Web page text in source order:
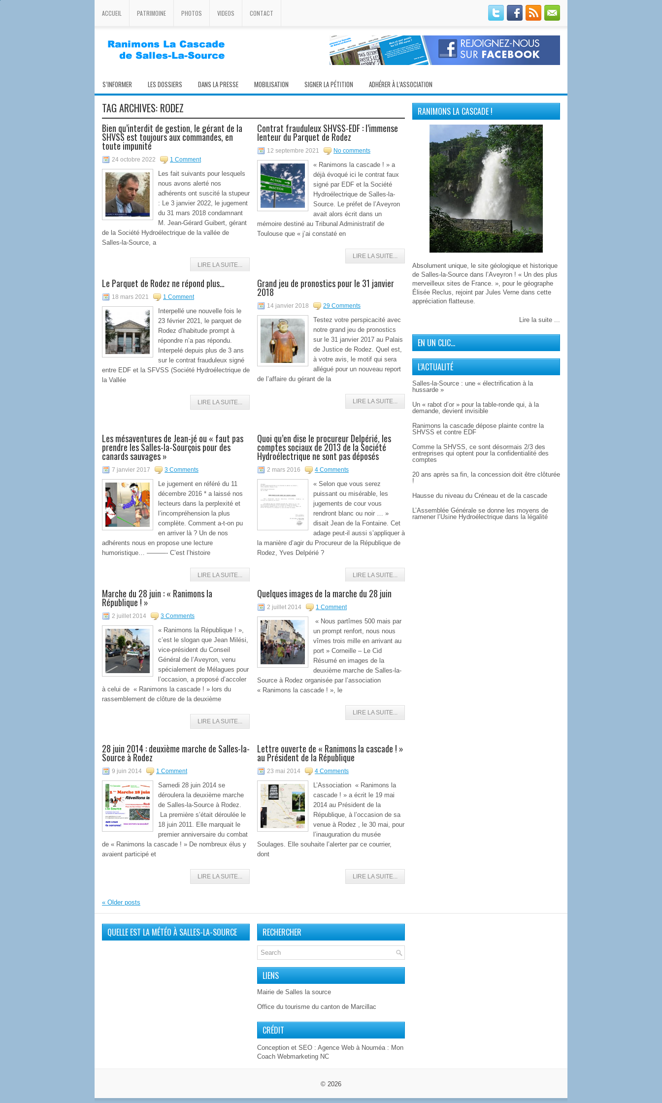
ACCUEIL PATRIMOINE PHOTOS VIDEOS CONTACT
S’INFORMER LES DOSSIERS DANS LA PRESSE MOBILISATION SIGNER LA PÉTITION ADHÉRER À L’ASSOCIATION
TAG ARCHIVES: RODEZ
Bien qu’interdit de gestion, le gérant de la
SHVSS est toujours aux commandes, en
toute impunité
24 octobre 2022 1 Comment
Les fait suivants pour lesquels
nous avons alerté nos
adhérents ont suscité la stupeur
: Le 3 janvier 2022, le jugement
du 31 mars 2018 condamnant
M. Jean-Gérard Guibert, gérant
de la Société Hydroélectrique de la vallée de
Salles-la-Source, a
LIRE LA SUITE...
Contrat frauduleux SHVSS-EDF : l’immense
lenteur du Parquet de Rodez
12 septembre 2021 No comments
« Ranimons la cascade ! » a
déjà évoqué ici le contrat faux
signé par EDF et la Société
Hydroélectrique de Salles-la-
Source. Le préfet de l’Aveyron
avait alors écrit dans un
mémoire destiné au Tribunal Administratif de
Toulouse que « j’ai constaté en
LIRE LA SUITE...
Le Parquet de Rodez ne répond plus…
18 mars 2021 1 Comment
Interpellé une nouvelle fois le
23 février 2021, le parquet de
Rodez d’habitude prompt à
répondre n’a pas répondu.
Interpelé depuis plus de 3 ans
sur le contrat frauduleux signé
entre EDF et la SFVSS (Société Hydroélectrique de
la Vallée
LIRE LA SUITE...
Grand jeu de pronostics pour le 31 janvier
2018
14 janvier 2018 29 Comments
Testez votre perspicacité avec
notre grand jeu de pronostics
sur le 31 janvier 2017 au Palais
de Justice de Rodez. Quel est,
à votre avis, le motif qui sera
allégué pour un nouveau report
de l’affaire du gérant de la
LIRE LA SUITE...
Les mésaventures de Jean-jé ou « faut pas
prendre les Salles-la-Sourçois pour des
canards sauvages »
7 janvier 2017 3 Comments
Le jugement en référé du 11
décembre 2016 * a laissé nos
lecteurs dans la perplexité et
l’incompréhension la plus
complète. Comment a-t-on pu
en arriver là ? Un de nos
adhérents nous en propose une lecture
humoristique… ———- C’est l’histoire
LIRE LA SUITE...
Quoi qu’en dise le procureur Delpérié, les
comptes sociaux de 2013 de la Société
Hydroélectrique ne sont pas déposés
2 mars 2016 4 Comments
« Selon que vous serez
puissant ou misérable, les
jugements de cour vous
rendront blanc ou noir … »
disait Jean de la Fontaine. Cet
adage peut-il aussi s’appliquer à
la manière d’agir du Procureur de la République de
Rodez, Yves Delpérié ?
LIRE LA SUITE...
Marche du 28 juin : « Ranimons la
République ! »
2 juillet 2014 3 Comments
« Ranimons la République ! »,
c’est le slogan que Jean Milési,
vice-président du Conseil
Général de l’Aveyron, venu
spécialement de Mélagues pour
l’occasion, a proposé d’accoler
à celui de « Ranimons la cascade ! » lors du
rassemblement de clôture de la deuxième
LIRE LA SUITE...
Quelques images de la marche du 28 juin
2 juillet 2014 1 Comment
« Nous partîmes 500 mais par
un prompt renfort, nous nous
vîmes trois mille en arrivant au
port » Corneille – Le Cid
Résumé en images de la
deuxième marche de Salles-la-
Source à Rodez organisée par l’association
« Ranimons la cascade ! », le
LIRE LA SUITE...
28 juin 2014 : deuxième marche de Salles-la-
Source à Rodez
9 juin 2014 1 Comment
Samedi 28 juin 2014 se
déroulera la deuxième marche
de Salles-la-Source à Rodez.
La première s’était déroulée le
18 juin 2011. Elle marquait le
premier anniversaire du combat
de « Ranimons la cascade ! » De nombreux élus y
avaient participé et
LIRE LA SUITE...
Lettre ouverte de « Ranimons la cascade ! »
au Président de la République
23 mai 2014 4 Comments
L’Association « Ranimons la
cascade ! » a écrit le 19 mai
2014 au Président de la
République, à l’occasion de sa
venue à Rodez , le 30 mai, pour
l’inauguration du musée
Soulages. Elle souhaite l’alerter par ce courrier,
dont
LIRE LA SUITE...
« Older posts
RANIMONS LA CASCADE !
Absolument unique, le site géologique et historique
de Salles-la-Source dans l’Aveyron ! « Un des plus
merveilleux sites de France. », pour le géographe
Élisée Reclus, rejoint par Jules Verne dans cette
appréciation flatteuse.
Lire la suite ...
EN UN CLIC…
L’ACTUALITÉ
Salles-la-Source : une « électrification à la
hussarde »
Un « rabot d’or » pour la table-ronde qui, à la
demande, devient invisible
Ranimons la cascade dépose plainte contre la
SHVSS et contre EDF
Comme la SHVSS, ce sont désormais 2/3 des
entreprises qui optent pour la confidentialité des
comptes
20 ans après sa fin, la concession doit être clôturée
!
Hausse du niveau du Créneau et de la cascade
L’Assemblée Générale se donne les moyens de
ramener l’Usine Hydroélectrique dans la légalité
QUELLE EST LA MÉTÉO À SALLES-LA-SOURCE RECHERCHER
LIENS
Mairie de Salles la source
Office du tourisme du canton de Marcillac
CRÉDIT
Conception et SEO : Agence Web à Nouméa: Mon
Coach Webmarketing NC
© 2026